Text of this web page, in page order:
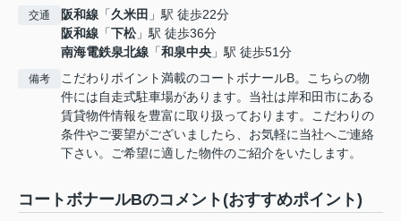
交通 阪和線 「久米田 」駅 徒歩22分
阪和線 「下松」駅 徒歩36分
南海電鉄泉北線 「和泉中央 」駅 徒歩51分
備考
こだわりポイント満載のコートボナールB。こちらの物
件には自走式駐車場があります。当社は岸和田市にある
賃貸物件情報を豊富に取り扱っております。こだわりの
条件やご要望がございましたら、お気軽に当社へご連絡
下さい。ご希望に適した物件のご紹介をいたします。
コートボナールBのコメント(おすすめポイント)